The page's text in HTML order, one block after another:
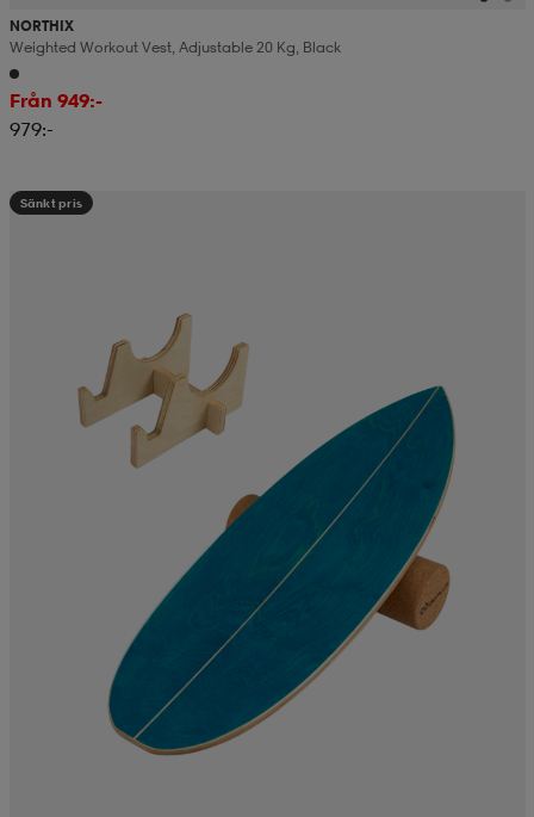
NORTHIX
Weighted Workout Vest, Adjustable 20 Kg, Black
Från 949:-
979:-
Sänkt pris